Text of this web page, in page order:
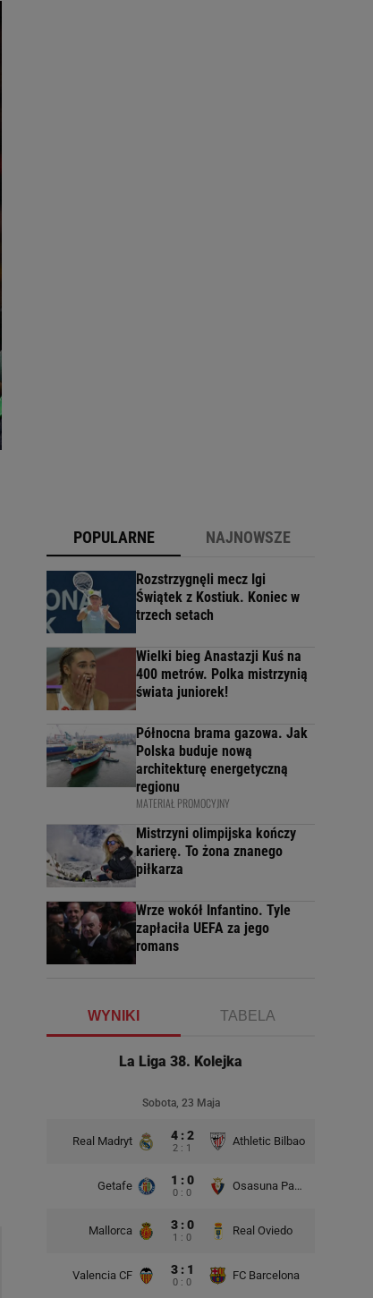
POPULARNE NAJNOWSZE
Rozstrzygnęli mecz Igi
Świątek z Kostiuk. Koniec w
trzech setach
Wielki bieg Anastazji Kuś na
400 metrów. Polka mistrzynią
świata juniorek!
Północna brama gazowa. Jak
Polska buduje nową
architekturę energetyczną
regionu
MATERIAŁ PROMOCYJNY
Mistrzyni olimpijska kończy
karierę. To żona znanego
piłkarza
Wrze wokół Infantino. Tyle
zapłaciła UEFA za jego
romans
WYNIKI TABELA
La Liga 38. Kolejka
Sobota, 23 Maja
Real Madryt 4 : 2
2 : 1
Athletic Bilbao
Getafe 1 : 0
0 : 0
Osasuna Pampeluna
Mallorca 3 : 0
1 : 0
Real Oviedo
Valencia CF 3 : 1
0 : 0
FC Barcelona